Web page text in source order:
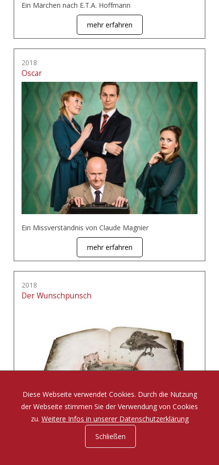
Ein Märchen nach E.T.A. Hoffmann
mehr erfahren
2018
Oscar
Ein Missverständnis von Claude Magnier
mehr erfahren
2018
Der Wunschpunsch
Eine Zauberposse von Michael Ende
Diese Webseite verwendet Cookies. Durch die Nutzung
der Webseite stimmen Sie der Verwendung von Cookies
zu. Weitere Infos in unserer Datenschutzerklärung
Schließen